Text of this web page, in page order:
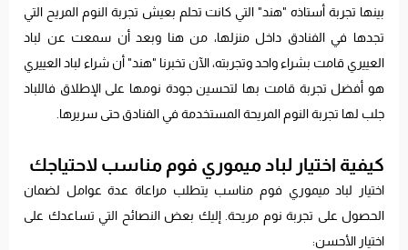
بينها تجربة أستاذه "هند" التي كانت تحلم بعيش تجربة النوم المريح التي
تجدها في الفنادق داخل منزلها، من هنا وبعد أن سمعت عن لباد
العييري قامت بشراء واحد وتجربته، الآن تخبرنا "هند" أن شراء لباد العييري
هو أفضل تجربة قامت بها لتحسين جودة نومها على الإطلاق فاللباد
جلب لها تجربة النوم المريحة المستخدمة في الفنادق حتى سريرها.
كيفية اختيار لباد ميموري فوم مناسب لاحتياجك
اختيار لباد ميموري فوم مناسب يتطلب مراعاة عدة عوامل لضمان
الحصول على تجربة نوم مريحة. إليك بعض النصائح التي تساعدك على
اختيار الأحسن: